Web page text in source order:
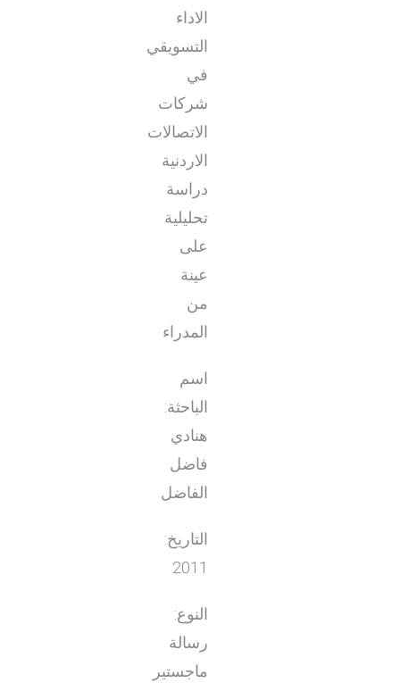
الاداء
التسويقي
في
شركات
الاتصالات
الاردنية
دراسة
تحليلية
على
عينة
من
المدراء
اسم
الباحثة:
هنادي
فاضل
الفاضل
التاريخ:
2011
النوع:
رسالة
ماجستير